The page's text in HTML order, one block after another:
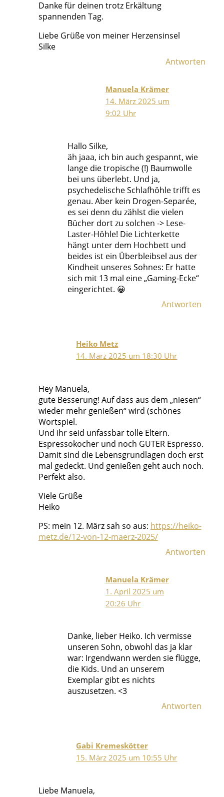
Danke für deinen trotz Erkältung
spannenden Tag.
Liebe Grüße von meiner Herzensinsel
Silke
Antworten
Manuela Krämer
14. März 2025 um
9:02 Uhr
Hallo Silke,
äh jaaa, ich bin auch gespannt, wie
lange die tropische (!) Baumwolle
bei uns überlebt. Und ja,
psychedelische Schlafhöhle trifft es
genau. Aber kein Drogen-Separée,
es sei denn du zählst die vielen
Bücher dort zu solchen -> Lese-
Laster-Höhle! Die Lichterkette
hängt unter dem Hochbett und
beides ist ein Überbleibsel aus der
Kindheit unseres Sohnes: Er hatte
sich mit 13 mal eine „Gaming-Ecke“
eingerichtet. 😀
Antworten
Heiko Metz
14. März 2025 um 18:30 Uhr
Hey Manuela,
gute Besserung! Auf dass aus dem „niesen“
wieder mehr genießen“ wird (schönes
Wortspiel.
Und ihr seid unfassbar tolle Eltern.
Espressokocher und noch GUTER Espresso.
Damit sind die Lebensgrundlagen doch erst
mal gedeckt. Und genießen geht auch noch.
Perfekt also.
Viele Grüße
Heiko
PS: mein 12. März sah so aus: https://heiko-
metz.de/12-von-12-maerz-2025/
Antworten
Manuela Krämer
1. April 2025 um
20:26 Uhr
Danke, lieber Heiko. Ich vermisse
unseren Sohn, obwohl das ja klar
war: Irgendwann werden sie flügge,
die Kids. Und an unserem
Exemplar gibt es nichts
auszusetzen. <3
Antworten
Gabi Kremeskötter
15. März 2025 um 10:55 Uhr
Liebe Manuela,